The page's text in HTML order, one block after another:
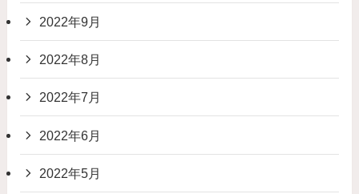
2022年9月
2022年8月
2022年7月
2022年6月
2022年5月